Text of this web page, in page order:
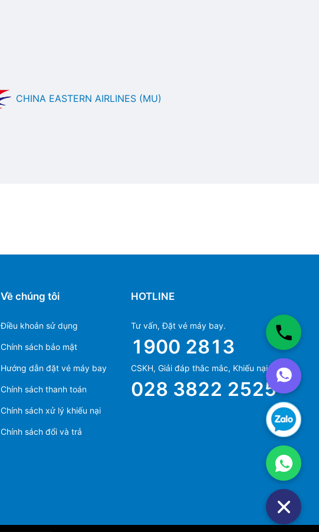
CHINA EASTERN AIRLINES (MU)
Về chúng tôi
Điều khoản sử dụng
Chính sách bảo mật
Hướng dẫn đặt vé máy bay
Chính sách thanh toán
Chính sách xử lý khiếu nại
Chính sách đổi và trả
HOTLINE
Tư vấn, Đặt vé máy bay.
1900 2813
CSKH, Giải đáp thắc mắc, Khiếu nại.
028 3822 2525
Ms Hằng
(+84) 70 854 1213
Ms Huỳnh